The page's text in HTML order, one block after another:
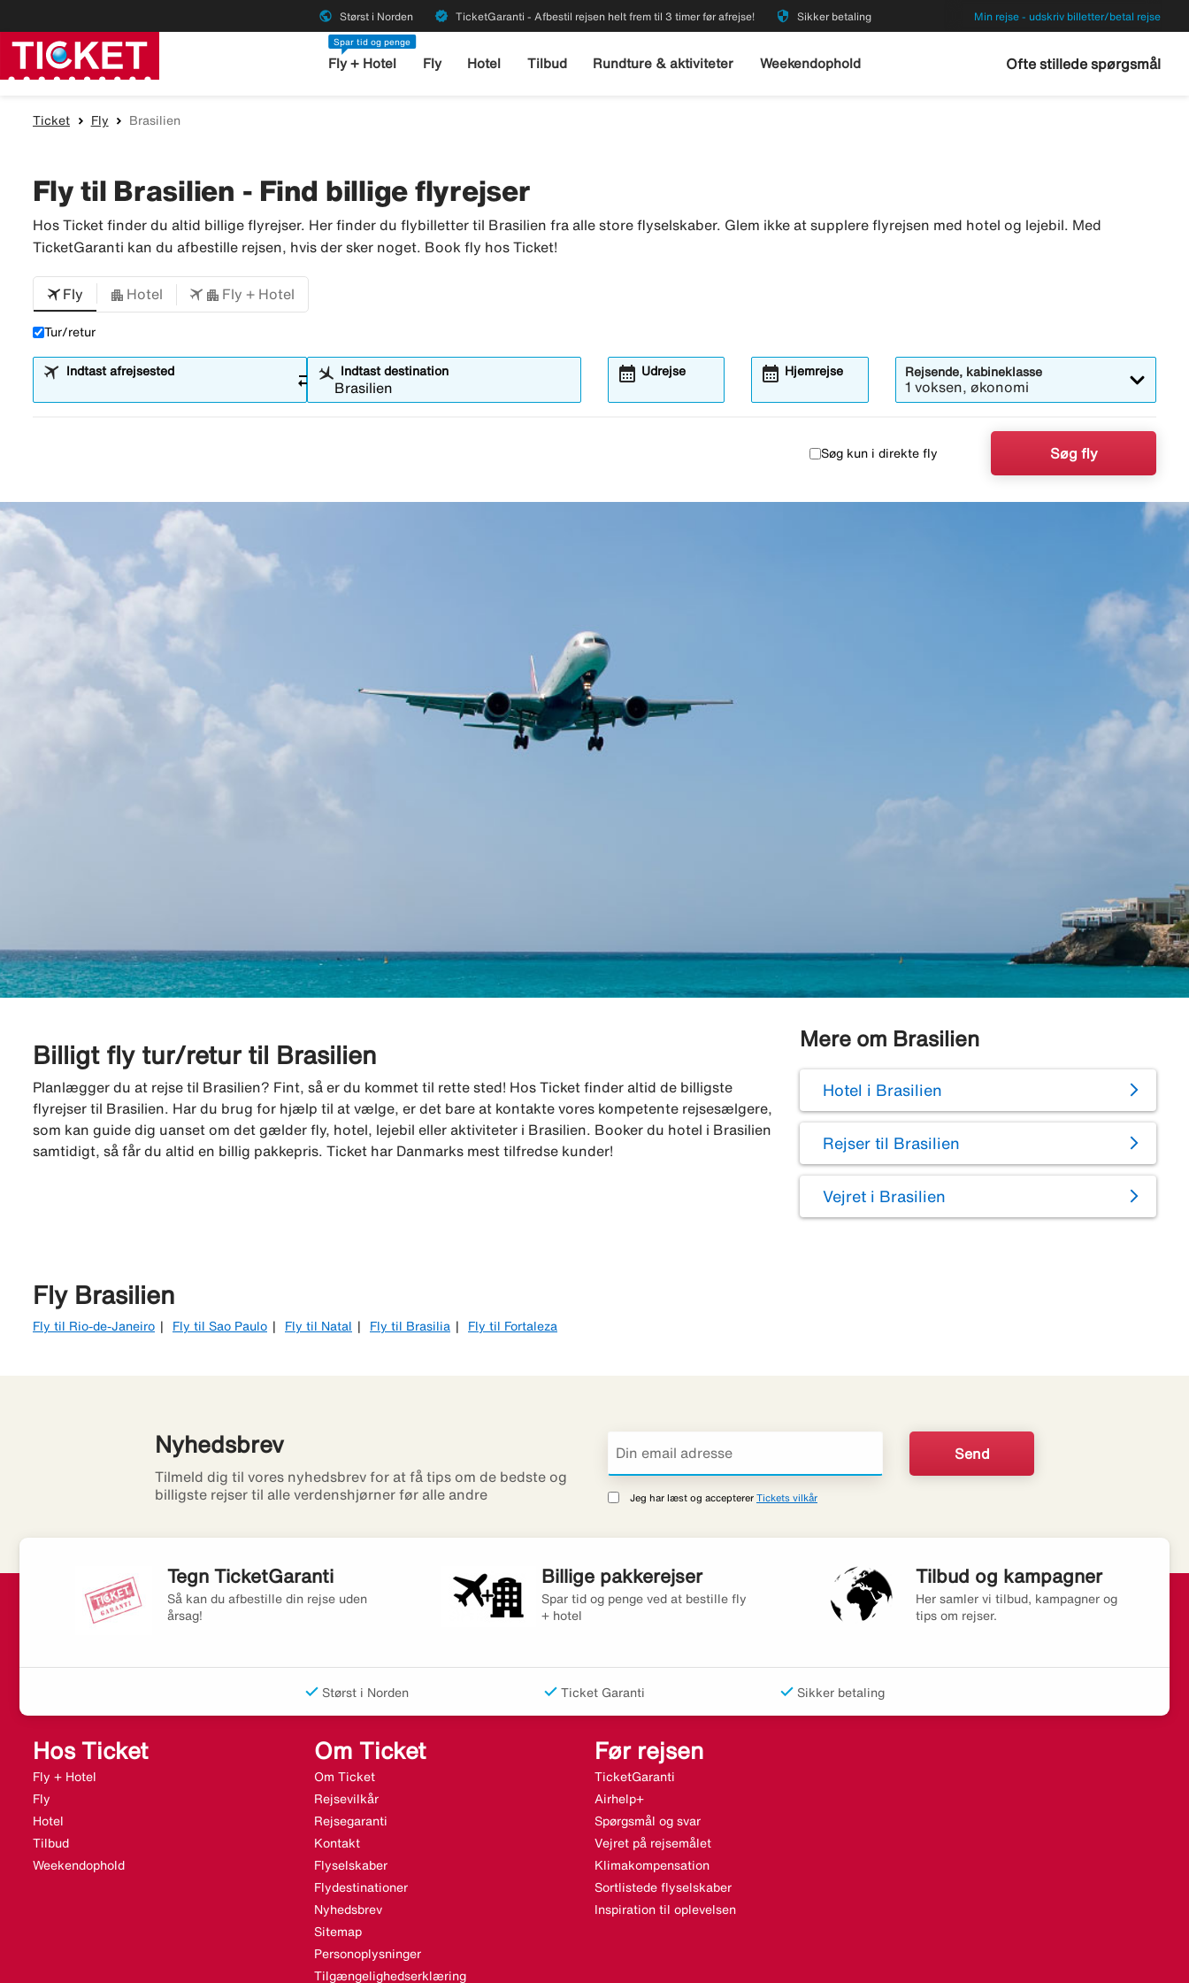
public Størst i Norden verified TicketGaranti - Afbestil rejsen helt frem til 3 timer før afrejse! security Sikker betaling Min rejse - udskriv billetter/betal rejse
Spar tid og penge
Fly + Hotel Fly Hotel Tilbud Rundture & aktiviteter Weekendophold Ofte stillede spørgsmål
Ticket Fly Brasilien
Fly til Brasilien - Find billige flyrejser
Hos Ticket finder du altid billige flyrejser. Her finder du flybilletter til Brasilien fra alle store flyselskaber. Glem ikke at supplere flyrejsen med hotel og lejebil. Med
TicketGaranti kan du afbestille rejsen, hvis der sker noget. Book fly hos Ticket!
Fly Hotel Fly + Hotel
Tur/retur
Indtast afrejsested sync_alt Indtast destination Udrejse
calendar_month Hjemrejse
calendar_month Rejsende, kabineklasse
1 voksen, økonomi
Søg kun i direkte fly Søg fly
Billigt fly tur/retur til Brasilien
Planlægger du at rejse til Brasilien? Fint, så er du kommet til rette sted! Hos Ticket finder altid de billigste
flyrejser til Brasilien. Har du brug for hjælp til at vælge, er det bare at kontakte vores kompetente rejsesælgere,
som kan guide dig uanset om det gælder fly, hotel, lejebil eller aktiviteter i Brasilien. Booker du hotel i Brasilien
samtidigt, så får du altid en billig pakkepris. Ticket har Danmarks mest tilfredse kunder!
Mere om Brasilien
Hotel i Brasilien
Rejser til Brasilien
Vejret i Brasilien
Fly Brasilien
Fly til Rio-de-Janeiro Fly til Sao Paulo Fly til Natal Fly til Brasilia Fly til Fortaleza
Nyhedsbrev
Tilmeld dig til vores nyhedsbrev for at få tips om de bedste og
billigste rejser til alle verdenshjørner før alle andre
Jeg har læst og accepterer Tickets vilkår
Tegn TicketGaranti
Så kan du afbestille din rejse uden
årsag!
Billige pakkerejser
Spar tid og penge ved at bestille fly
+ hotel
Tilbud og kampagner
Her samler vi tilbud, kampagner og
tips om rejser.
Størst i Norden Ticket Garanti Sikker betaling
Hos Ticket
Fly + Hotel
Fly
Hotel
Tilbud
Weekendophold
Om Ticket
Om Ticket
Rejsevilkår
Rejsegaranti
Kontakt
Flyselskaber
Flydestinationer
Nyhedsbrev
Sitemap
Personoplysninger
Tilgængelighedserklæring
Før rejsen
TicketGaranti
Airhelp+
Spørgsmål og svar
Vejret på rejsemålet
Klimakompensation
Sortlistede flyselskaber
Inspiration til oplevelsen